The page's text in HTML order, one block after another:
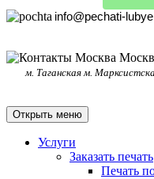
info@pechati-
м. Таганская м.
Открыть меню
Услуги
Заказать печать
Печать